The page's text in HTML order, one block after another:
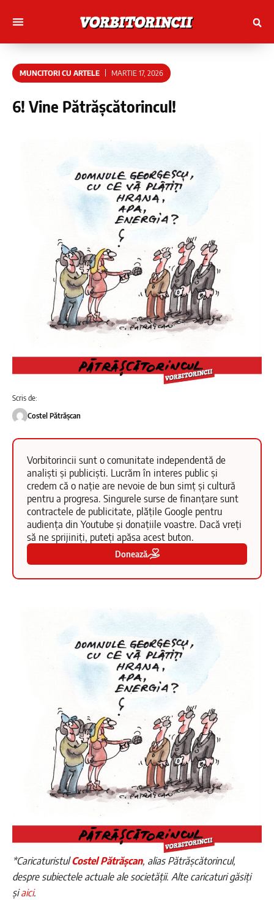
MUNCITORI CU ARTELE MARTIE 17, 2026
6! Vine Pătrășcătorincul!
Scris de:
Costel Pătrășcan
Vorbitorincii sunt o comunitate independentă de
analiști și publiciști. Lucrăm în interes public și
credem că o nație are nevoie de bun simț și cultură
pentru a progresa. Singurele surse de finanțare sunt
contractele de publicitate, plățile Google pentru
audiența din Youtube și donațiile voastre. Dacă vreți
să ne sprijiniți, puteți apăsa acest buton.
Donează
*CaricaturistulCostel Pătrășcan, alias Pătrășcătorincul,
despre subiectele actuale ale societății. Alte caricaturi găsiți
șiaici.